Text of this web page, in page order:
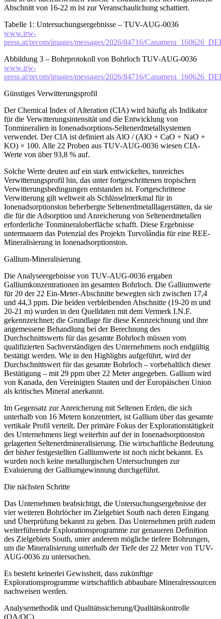
Abschnitt von 16-22 m ist zur Veranschaulichung schattiert.
Tabelle 1: Untersuchungsergebnisse – TUV-AUG-0036
www.irw-
press.at/prcom/images/messages/2026/84716/
Abbildung 3 – Bohrprotokoll von Bohrloch TUV-AUG-0036
www.irw-
press.at/prcom/images/messages/2026/84716/
Günstiges Verwitterungsprofil
Der Chemical Index of Alteration (CIA) wird häufig als Indikator
für die Verwitterungsintensität und die Entwicklung von
Tonmineralien in Ionenadsorptions-Seltenerdmetallsystemen
verwendet. Der CIA ist definiert als AlO / (AlO + CaO + NaO +
KO) × 100. Alle 22 Proben aus TUV-AUG-0036 wiesen CIA-
Werte von über 93,8 % auf.
Solche Werte deuten auf ein stark entwickeltes, tonreiches
Verwitterungsprofil hin, das unter fortgeschrittenen tropischen
Verwitterungsbedingungen entstanden ist. Fortgeschrittene
Verwitterung gilt weltweit als Schlüsselmerkmal für in
Ionenadsorptionston beherbergte Seltenerdmetalllagerstätten, da sie
die für die Adsorption und Anreicherung von Seltenerdmetallen
erforderliche Tonmineraloberfläche schafft. Diese Ergebnisse
untermauern das Potenzial des Projekts Turvolândia für eine REE-
Mineralisierung in Ionenadsorptionston.
Gallium-Mineralisierung
Die Analyseergebnisse von TUV-AUG-0036 ergaben
Galliumkonzentrationen im gesamten Bohrloch. Die Galliumwerte
für 20 der 22 Ein-Meter-Abschnitte bewegten sich zwischen 17,4
und 44,3 ppm. Die beiden verbleibenden Abschnitte (19-20 m und
20-21 m) wurden in den Quelldaten mit dem Vermerk I.N.F.
gekennzeichnet; die Grundlage für diese Kennzeichnung und ihre
angemessene Behandlung bei der Berechnung des
Durchschnittswerts für das gesamte Bohrloch müssen vom
qualifizierten Sachverständigen des Unternehmens noch endgültig
bestätigt werden. Wie in den Highlights aufgeführt, wird der
Durchschnittswert für das gesamte Bohrloch – vorbehaltlich dieser
Bestätigung – mit 29 ppm über 22 Meter angegeben. Gallium wird
von Kanada, den Vereinigten Staaten und der Europäischen Union
als kritisches Mineral anerkannt.
Im Gegensatz zur Anreicherung mit Seltenen Erden, die sich
unterhalb von 16 Metern konzentriert, ist Gallium über das gesamte
vertikale Profil verteilt. Der primäre Fokus der Explorationstätigkeit
des Unternehmens liegt weiterhin auf der in Ionenadsorptionston
gelagerten Seltenerdmineralisierung. Die wirtschaftliche Bedeutung
der bisher festgestellten Galliumwerte ist noch nicht bekannt. Es
wurden noch keine metallurgischen Untersuchungen zur
Evaluierung der Galliumgewinnung durchgeführt.
Die nächsten Schritte
Das Unternehmen beabsichtigt, die Untersuchungsergebnisse der
vier weiteren Bohrlöcher im Zielgebiet South nach deren Eingang
und Überprüfung bekannt zu geben. Das Unternehmen prüft zudem
weiterführende Explorationsprogramme zur genaueren Definition
des Zielgebiets South, unter anderem mögliche tiefere Bohrungen,
um die Mineralisierung unterhalb der Tiefe der 22 Meter von TUV-
AUG-0036 zu untersuchen.
Es besteht keinerlei Gewissheit, dass zukünftige
Explorationsprogramme wirtschaftlich abbaubare Mineralressourcen
nachweisen werden.
Analysemethodik und Qualitätssicherung/Qualitätskontrolle
(QA/QC)